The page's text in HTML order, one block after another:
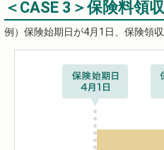
＜CASE 3＞保険料領
保険始期日が4月1日、保険領